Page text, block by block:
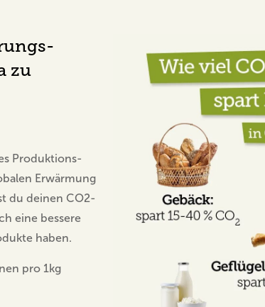
zu
Produktions-
Erwärmung
du deinen CO2-
eine bessere
haben.
pro 1kg